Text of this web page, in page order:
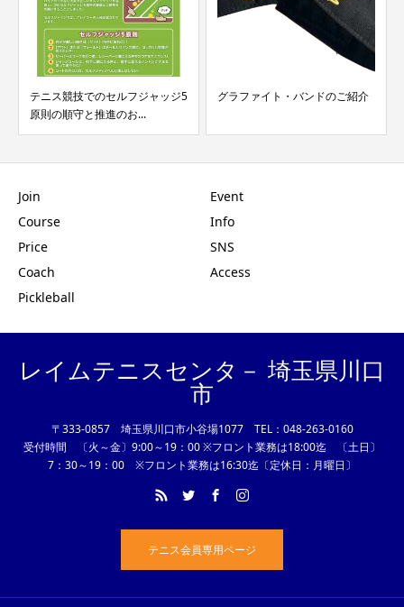
テニス競技でのセルフジャッジ5
原則の順守と推進のお...
グラファイト・バンドのご紹介
Join
Course
Price
Coach
Pickleball
Event
Info
SNS
Access
レイムテニスセンタ－ 埼玉県川口
市
〒333-0857 埼玉県川口市小谷場1077 TEL：048-263-0160
受付時間 〔火～金〕9:00～19：00 ※フロント業務は18:00迄 〔土日〕
7：30～19：00 ※フロント業務は16:30迄〔定休日：月曜日〕
テニス会員専用ページ